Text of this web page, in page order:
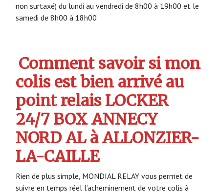
non surtaxé) du lundi au vendredi de 8h00 à 19h00 et le
samedi de 8h00 à 18h00
Comment savoir si mon
colis est bien arrivé au
point relais LOCKER
24/7 BOX ANNECY
NORD AL à ALLONZIER-
LA-CAILLE
Rien de plus simple, MONDIAL RELAY vous permet de
suivre en temps réel l’acheminement de votre colis à